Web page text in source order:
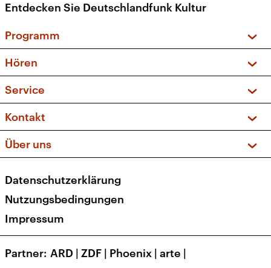
Entdecken Sie Deutschlandfunk Kultur
Programm
Sendungen und Podcasts
Musikliste
Kakadu – Das Kinderprogramm
Hören
Frequenzen (UKW + DAB+)
Service
FAQ
Apps
Newsletter
Veranstaltungen
Kontakt
Social Media
Über uns
Presse
Karriere
Transparenz
Datenschutzerklärung
Nutzungsbedingungen
Impressum
Partner ARD | ZDF | Phoenix | arte |